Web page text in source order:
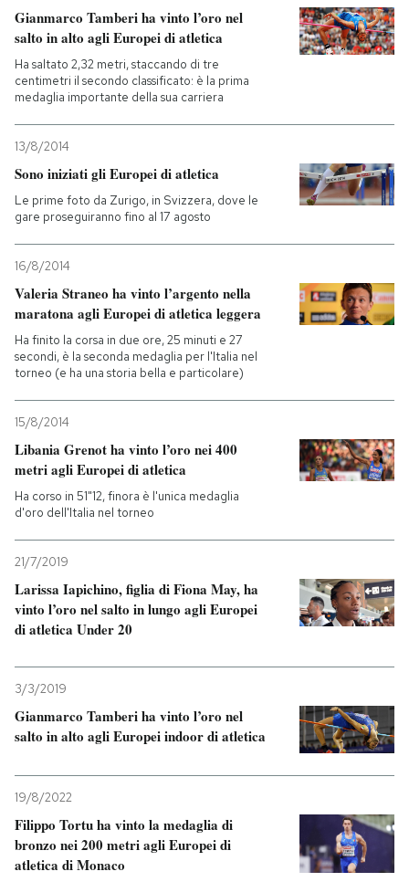
Gianmarco Tamberi ha vinto l’oro nel
salto in alto agli Europei di atletica
Ha saltato 2,32 metri, staccando di tre
centimetri il secondo classificato: è la prima
medaglia importante della sua carriera
13/8/2014
Sono iniziati gli Europei di atletica
Le prime foto da Zurigo, in Svizzera, dove le
gare proseguiranno fino al 17 agosto
16/8/2014
Valeria Straneo ha vinto l’argento nella
maratona agli Europei di atletica leggera
Ha finito la corsa in due ore, 25 minuti e 27
secondi, è la seconda medaglia per l'Italia nel
torneo (e ha una storia bella e particolare)
15/8/2014
Libania Grenot ha vinto l’oro nei 400
metri agli Europei di atletica
Ha corso in 51"12, finora è l'unica medaglia
d'oro dell'Italia nel torneo
21/7/2019
Larissa Iapichino, figlia di Fiona May, ha
vinto l’oro nel salto in lungo agli Europei
di atletica Under 20
3/3/2019
Gianmarco Tamberi ha vinto l’oro nel
salto in alto agli Europei indoor di atletica
19/8/2022
Filippo Tortu ha vinto la medaglia di
bronzo nei 200 metri agli Europei di
atletica di Monaco